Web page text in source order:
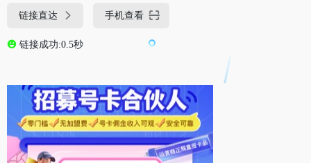
链接直达 手机查看
链接成功:0.5秒